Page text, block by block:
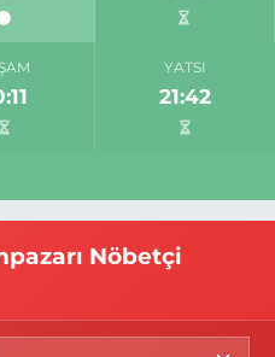
YATSI
21:42
Nöbetçi